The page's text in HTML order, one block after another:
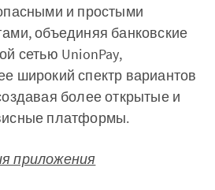
и простыми
объединяя банковские
сетью UnionPay,
широкий спектр вариантов
более открытые и
платформы.
приложения